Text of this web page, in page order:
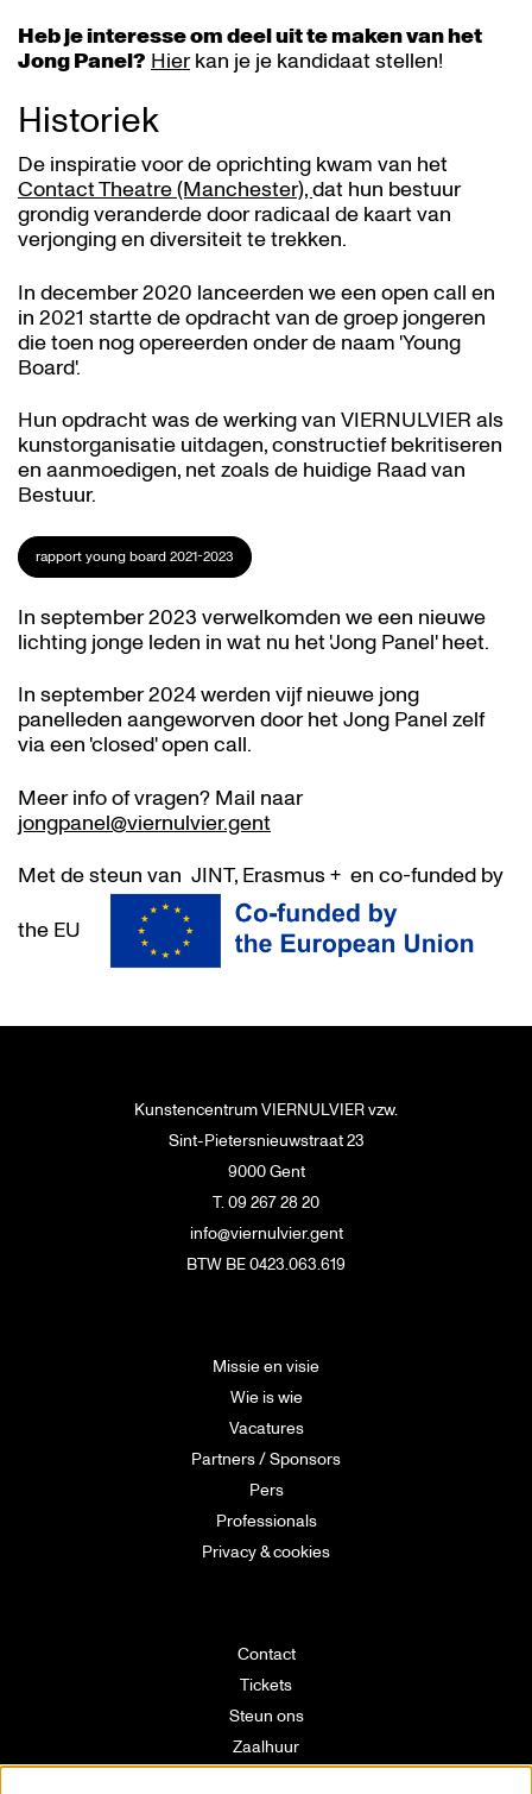
Heb je interesse om deel uit te maken van het
Jong Panel? Hierkan je je kandidaat stellen!
Historiek
De inspiratie voor de oprichting kwam van het
Contact Theatre (Manchester),dat hun bestuur
grondig veranderde door radicaal de kaart van
verjonging en diversiteit te trekken.
In december 2020 lanceerden we een open call en
in 2021 startte de opdracht van de groep jongeren
die toen nog opereerden onder de naam 'Young
Board'.
Hun opdracht was de werking van VIERNULVIER als
kunstorganisatie uitdagen, constructief bekritiseren
en aanmoedigen, net zoals de huidige Raad van
Bestuur.
rapport young board 2021-2023
In september 2023 verwelkomden we een nieuwe
lichting jonge leden in wat nu het 'Jong Panel' heet.
In september 2024 werden vijf nieuwe jong
panelleden aangeworven door het Jong Panel zelf
via een 'closed' open call.
Meer info of vragen? Mail naar
jongpanel@viernulvier.gent
Met de steun van JINT, Erasmus + en co-funded by
the EU
Kunstencentrum VIERNULVIER vzw.
Sint-Pietersnieuwstraat 23
9000 Gent
T. 09 267 28 20
info@viernulvier.gent
BTW BE 0423.063.619
Missie en visie
Wie is wie
Vacatures
Partners / Sponsors
Pers
Professionals
Privacy & cookies
Contact
Tickets
Steun ons
Zaalhuur